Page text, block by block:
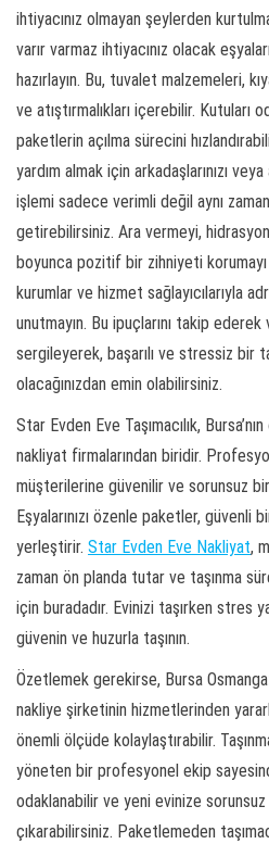
ihtiyacınız olmayan şeylerden
varır varmaz ihtiyacınız olacak
hazırlayın. Bu, tuvalet malzemeleri,
ve atıştırmalıkları içerebilir.
paketlerin açılma sürecini
yardım almak için arkadaşlarınızı
işlemi sadece verimli değil aynı
getirebilirsiniz. Ara vermeyi,
boyunca pozitif bir zihniyeti korumayı
kurumlar ve hizmet sağlayıcılarıyla
unutmayın. Bu ipuçlarını takip
sergileyerek, başarılı ve stressiz bir
olacağınızdan emin olabilirsiniz.
Star Evden Eve Taşımacılık,
nakliyat firmalarından biridir.
müşterilerine güvenilir ve sorunsuz
Eşyalarınızı özenle paketler, güvenli
yerleştirir. Star Evden Eve Nakliyat,
zaman ön planda tutar ve taşınma
için buradadır. Evinizi taşırken stres
güvenin ve huzurla taşının.
Özetlemek gerekirse, Bursa
nakliye şirketinin hizmetlerinden
önemli ölçüde kolaylaştırabilir.
yöneten bir profesyonel ekip
odaklanabilir ve yeni evinize
çıkarabilirsiniz. Paketlemeden